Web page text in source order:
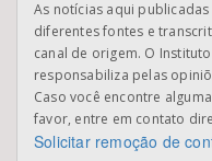
As notícias aqui
diferentes fontes e
canal de origem. O
responsabiliza pelas
Caso você encontre
favor, entre em contato
Solicitar remoção de